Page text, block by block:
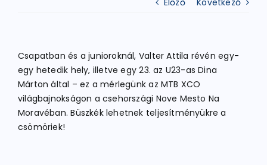
KERÉKPÁR
EGYÉB SPORTÁGAK
Előző Következő
Csapatban és a junioroknál, Valter Attila révén egy-
egy hetedik hely, illetve egy 23. az U23-as Dina
Márton által – ez a mérlegünk az MTB XCO
világbajnokságon a csehországi Nove Mesto Na
Moravéban. Büszkék lehetnek teljesítményükre a
csömöriek!